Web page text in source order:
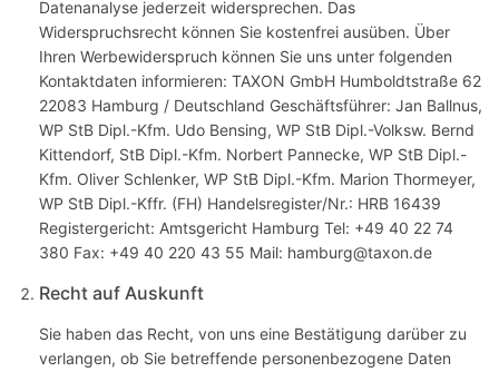
Datenanalyse jederzeit widersprechen. Das
Widerspruchsrecht können Sie kostenfrei ausüben. Über
Ihren Werbewiderspruch können Sie uns unter folgenden
Kontaktdaten informieren: TAXON GmbH Humboldtstraße 62
22083 Hamburg / Deutschland Geschäftsführer: Jan Ballnus,
WP StB Dipl.-Kfm. Udo Bensing, WP StB Dipl.-Volksw. Bernd
Kittendorf, StB Dipl.-Kfm. Norbert Pannecke, WP StB Dipl.-
Kfm. Oliver Schlenker, WP StB Dipl.-Kfm. Marion Thormeyer,
WP StB Dipl.-Kffr. (FH) Handelsregister/Nr.: HRB 16439
Registergericht: Amtsgericht Hamburg Tel: +49 40 22 74
380 Fax: +49 40 220 43 55 Mail: hamburg@taxon.de
Recht auf Auskunft
Sie haben das Recht, von uns eine Bestätigung darüber zu
verlangen, ob Sie betreffende personenbezogene Daten